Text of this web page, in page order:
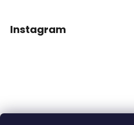
Instagram